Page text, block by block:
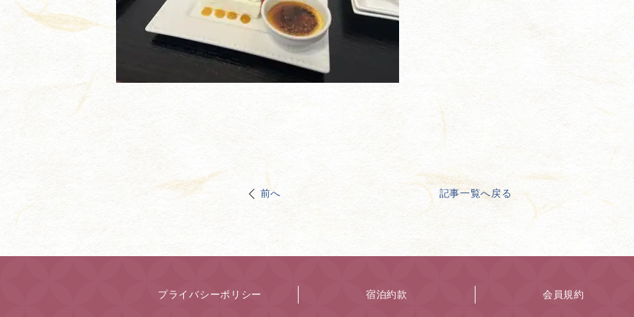
前へ 記事一覧へ戻る
プライバシーポリシー 宿泊約款 会員規約